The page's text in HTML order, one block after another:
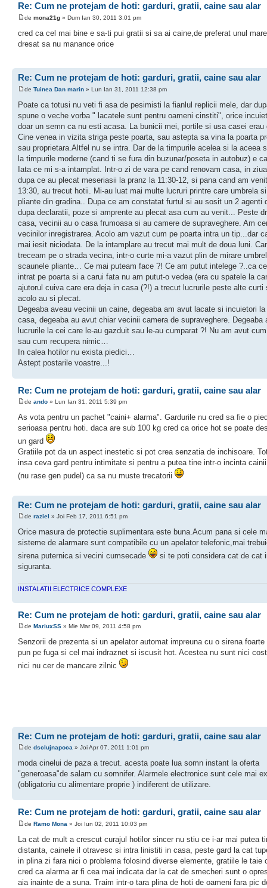
Re: Cum ne protejam de hoti: garduri, gratii, caine sau alar
de mona21g » Dum Ian 30, 2011 3:01 pm
cred ca cel mai bine e sa-ti pui gratii si sa ai caine,de preferat unul
dresat sa nu manance orice
Re: Cum ne protejam de hoti: garduri, gratii, caine sau alar
de Tuinea Dan marin » Lun Ian 31, 2011 12:38 pm
Poate ca totusi nu veti fi asa de pesimisti la fianlul replicii mele, dar
spune o veche vorba " lacatele sunt pentru oameni cinstiti", orice
doar un semn ca nu esti acasa. La bunicii mei, portile si usa casei erau
Cine venea in vizita striga peste poarta, sau astepta sa vina la poarta
sau proprietara.Altfel nu se intra. Dar de la timpurile acelea si la aceea
la timpurile moderne (cand ti se fura din buzunar/poseta in autobuz) e
Iata ce mi s-a intamplat. Intr-o zi de vara pe cand renovam casa, in
dupa ce au plecat meseriasii la pranz la 11:30-12, si pana cand am
13:30, au trecut hotii. Mi-au luat mai multe lucruri printre care umbrela
pliante din gradina.. Dupa ce am constatat furtul si au sosit un 2 agenti
dupa declaratii, poze si amprente au plecat asa cum au venit... Peste
casa, vecinii au o casa frumoasa si au camere de supraveghere. Am
vecinilor inregistrarea. Acolo am vazut cum pe poarta intra un tip...dar
mai iesit niciodata. De la intamplare au trecut mai mult de doua luni.
treceam pe o strada vecina, intr-o curte mi-a vazut plin de mirare
scaunele pliante… Ce mai puteam face ?! Ce am putut intelege ?..ca
intrat pe poarta si a carui fata nu am putut-o vedea (era cu spatele la
ajutorul cuiva care era deja in casa (?!) a trecut lucrurile peste alte curti
acolo au si plecat.
Degeaba aveau vecinii un caine, degeaba am avut lacate si incuietori
casa, degeaba au avut chiar vecinii camera de supraveghere. Degeaba
lucrurile la cei care le-au gazduit sau le-au cumparat ?! Nu am avut
sau cum recupera nimic…
In calea hotilor nu exista piedici…
Astept postarile voastre...!
Re: Cum ne protejam de hoti: garduri, gratii, caine sau alar
de ando » Lun Ian 31, 2011 5:39 pm
As vota pentru un pachet "caini+ alarma". Gardurile nu cred sa fie o
serioasa pentru hoti. daca are sub 100 kg cred ca orice hot se poate
un gard
Gratiile pot da un aspect inestetic si pot crea senzatia de inchisoare.
insa ceva gard pentru intimitate si pentru a putea tine intr-o incinta
(nu rase gen pudel) ca sa nu muste trecatorii
Re: Cum ne protejam de hoti: garduri, gratii, caine sau alar
de raziel » Joi Feb 17, 2011 6:51 pm
Orice masura de protectie suplimentara este buna.Acum pana si cele
sisteme de alarmare sunt compatibile cu un apelator telefonic,mai
sirena puternica si vecini cumsecade
si te poti considera cat de cat
siguranta.
INSTALATII ELECTRICE COMPLEXE
Re: Cum ne protejam de hoti: garduri, gratii, caine sau alar
de MariuxSS » Mie Mar 09, 2011 4:58 pm
Senzorii de prezenta si un apelator automat impreuna cu o sirena foarte
pun pe fuga si cel mai indraznet si iscusit hot. Acestea nu sunt nici
nici nu cer de mancare zilnic
Re: Cum ne protejam de hoti: garduri, gratii, caine sau alar
de dsclujnapoca » Joi Apr 07, 2011 1:01 pm
moda cinelui de paza a trecut. acesta poate lua somn instant la oferta
"generoasa"de salam cu somnifer. Alarmele electronice sunt cele mai
(obligatoriu cu alimentare proprie ) indiferent de utilizare.
Re: Cum ne protejam de hoti: garduri, gratii, caine sau alar
de Ramo Mona » Joi Iun 02, 2011 10:03 pm
La cat de mult a crescut curajul hotilor sincer nu stiu ce i-ar mai putea
distanta, cainele il otravesc si intra linistiti in casa, peste gard la cat
in plina zi fara nici o problema folosind diverse elemente, gratiile le taie
cred ca alarma ar fi cea mai indicata dar la cat de smecheri sunt o
aia inainte de a suna. Traim intr-o tara plina de hoti de oameni fara pic